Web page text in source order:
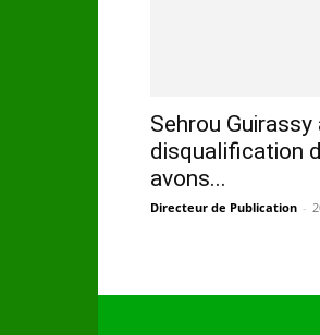
Sehrou Guirassy
disqualification
avons...
Directeur de Publication -